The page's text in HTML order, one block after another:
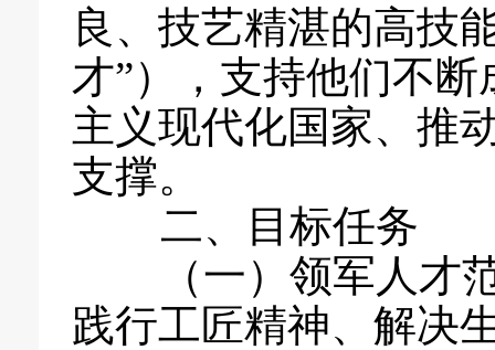
良、技艺精湛的高技
才”），支持他们不
主义现代化国家、推
支撑。
二、目标任务
（一）领军人才范
践行工匠精神、解决